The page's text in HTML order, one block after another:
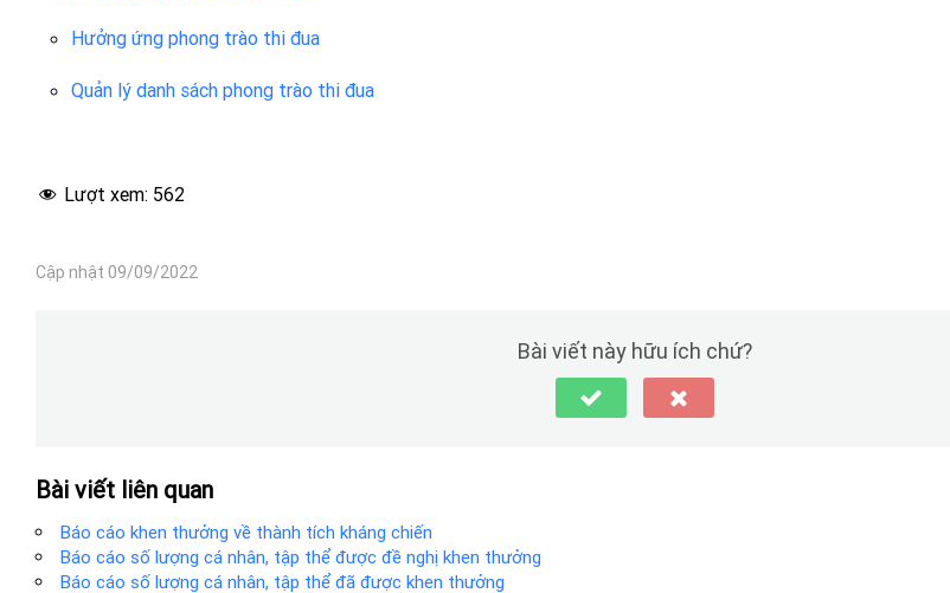
Hưởng ứng phong trào thi đua
Quản lý danh sách phong trào thi đua
Lượt xem: 562
Cập nhật 09/09/2022
Bài viết này hữu ích chứ?
Bài viết liên quan
Báo cáo khen thưởng về thành tích kháng chiến
Báo cáo số lượng cá nhân, tập thể được đề nghị khen thưởng
Báo cáo số lượng cá nhân, tập thể đã được khen thưởng